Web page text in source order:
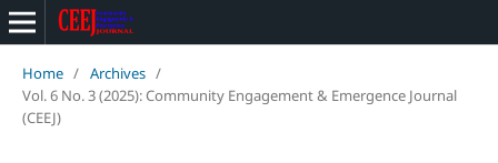
Home / Archives /
Vol. 6 No. 3 (2025): Community Engagement & Emergence Journal
(CEEJ)